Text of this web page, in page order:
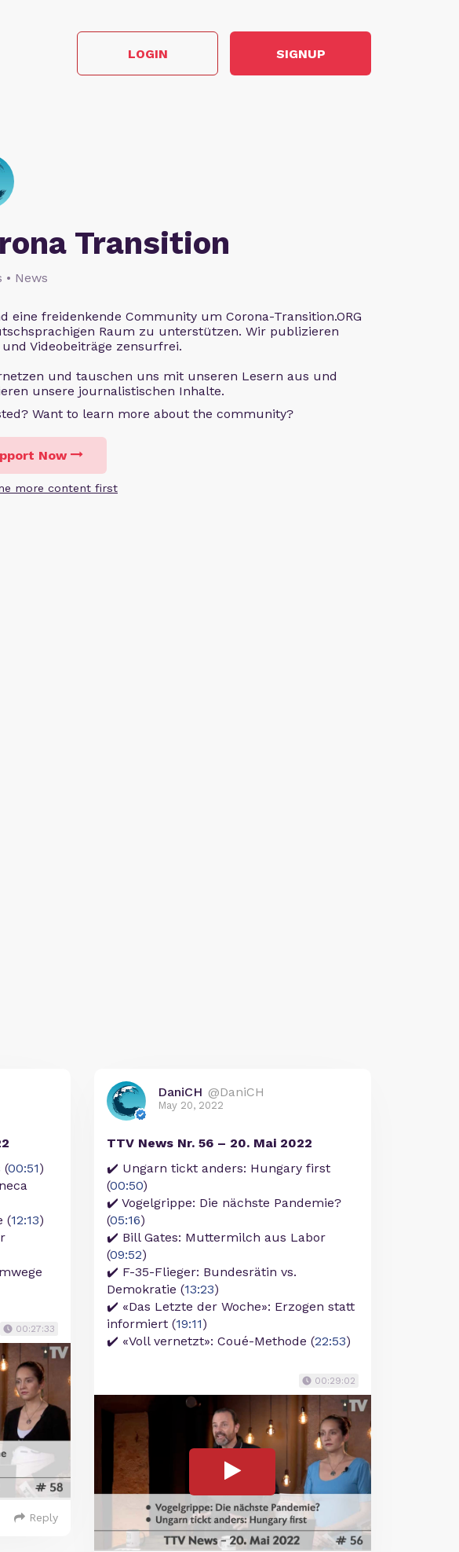
LOGIN SIGNUP
Transition
• News
eine freidenkende Community um Corona-Transition.ORG
Raum zu unterstützen. Wir publizieren
Videobeiträge zensurfrei.
und tauschen uns mit unseren Lesern aus und
unsere journalistischen Inhalte.
Want to learn more about the community?
Now
more content first
(00:51)
(12:13)
00:27:33
Reply
DaniCH @DaniCH
May 20, 2022
TTV News Nr. 56 – 20. Mai 2022
✔️ Ungarn tickt anders: Hungary first
(00:50)
✔️ Vogelgrippe: Die nächste Pandemie?
(05:16)
✔️ Bill Gates: Muttermilch aus Labor
(09:52)
✔️ F-35-Flieger: Bundesrätin vs.
Demokratie (13:23)
✔️ «Das Letzte der Woche»: Erzogen statt
informiert (19:11)
✔️ «Voll vernetzt»: Coué-Methode (22:53)
00:29:02